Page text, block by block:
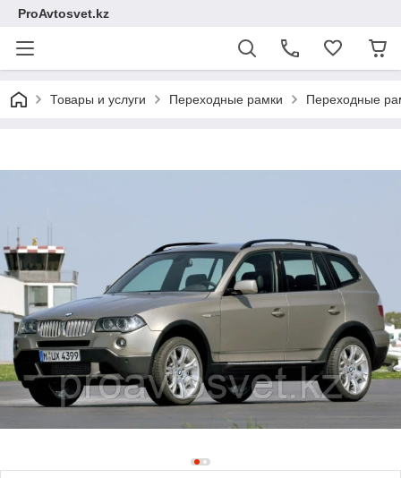
ProAvtosvet.kz
Товары и услуги Переходные рамки Переходные